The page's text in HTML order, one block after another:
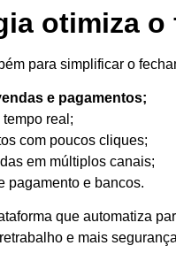
otimiza
para simplificar o
e pagamentos;
real;
com poucos cliques;
em múltiplos canais;
pagamento e bancos.
que automatiza
e mais